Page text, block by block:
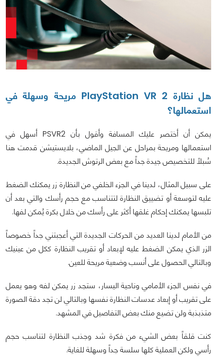
هل نظارة PlayStation VR 2 مريحة وسهلة في
استعمالها؟
يمكن أن أختصر عليك المسافة وأقول بأن PSVR2 أسهل في
استعمالها ومريحة بمراحل عن الجيل الماضي، بلايستيشن قدمت هنا
سُبلاً للتخصيص جيدة جداً مع بعض الرتوش الجديدة.
على سبيل المثال، لدينا في الجزء الخلفي من النظارة زر يمكنك الضغط
عليه لتوسعة أو تضييق النظارة لتتناسب مع حجم رأسك والتي بعد أن
تلبسها يمكنك إحكام غلقها أكثر على رأسك من خلال بكرة يُمكن لفها.
من الأمام لدينا العديد من الحركات الجديدة التي أعجبتني جداً خصوصاً
الزر الذي يمكن الضغط عليه لإبعاد أو تقريب النظارة ككل من عينيك
وبالتالي الحصول على أنسب وضعية مريحة للعين.
في نفس الجزء الأمامي وناحية اليسار، ستجد زر يمكن لفه وهو يعمل
على تقريب أو إبعاد عدسات النظارة نفسها وبالتالي لن تجد دقة الصورة
متذبذبة ولن تضيع منك بعض التفاصيل في المشهد.
كنت قلقاً بعض الشيء من فكرة شد وجذب النظارة لتناسب حجم
رأسي ولكن العملية كلها سلسة جداً وسهلة للغاية.